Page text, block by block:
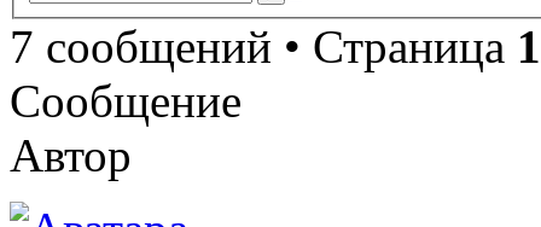
7 сообщений • Страница 1
Сообщение
Автор